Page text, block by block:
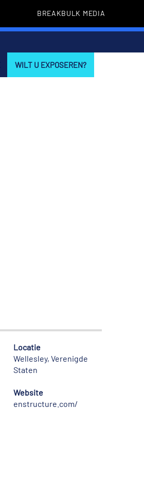
BREAKBULK MEDIA
WILT U EXPOSEREN?
Locatie
Wellesley, Verenigde
Staten
Website
enstructure.com/